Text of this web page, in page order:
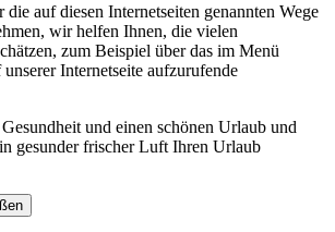
die auf diesen Internetseiten genannten Wege
wir helfen Ihnen, die vielen
zum Beispiel über das im Menü
Internetseite aufzurufende
und einen schönen Urlaub und
gesunder frischer Luft Ihren Urlaub